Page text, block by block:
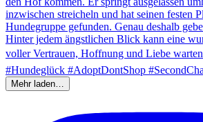
Mehr laden…